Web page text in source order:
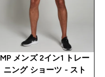
MP メンズ 2イン1 トレー
ニング ショーツ - スト